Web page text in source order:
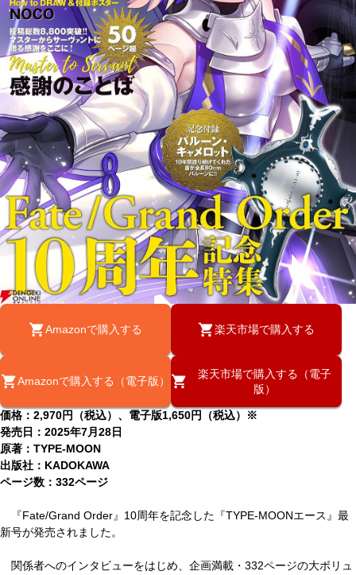
Amazonで購入する 楽天市場で購入する
Amazonで購入する（電子版）
楽天市場で購入する（電子
版）
価格：2,970円（税込）、電子版1,650円（税込）※
発売日：2025年7月28日
原著：TYPE-MOON
出版社：KADOKAWA
ページ数：332ページ
『Fate/Grand Order』10周年を記念した『TYPE-MOONエース』最
新号が発売されました。
関係者へのインタビューをはじめ、企画満載・332ページの大ボリュ